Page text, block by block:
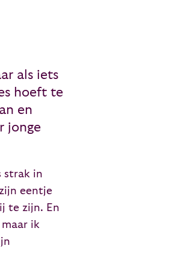
als iets
hoeft te
en
jonge
strak in
eentje
te zijn. En
ik